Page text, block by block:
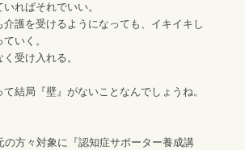
ればそれでいい。
護を受けるようになっても、イキイキし
いく。
受け入れる。
結局『壁』がないことなんでしょうね。
の方々対象に『認知症サポーター養成講